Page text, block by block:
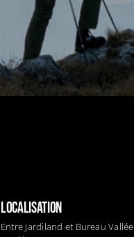
LOCALISATION
Entre Jardiland et Bureau Vallée